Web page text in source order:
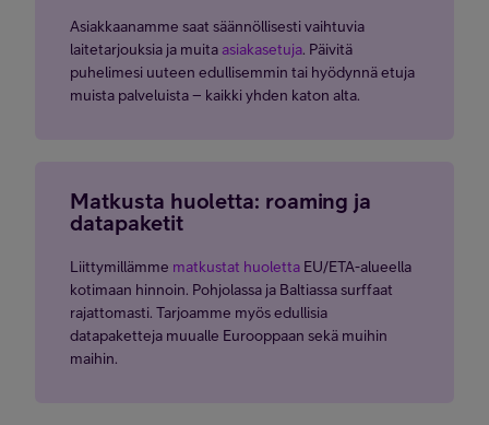
Asiakkaanamme saat säännöllisesti vaihtuvia
laitetarjouksia ja muitaasiakasetuja. Päivitä
puhelimesi uuteen edullisemmin tai hyödynnä etuja
muista palveluista – kaikki yhden katon alta.
Matkusta huoletta: roaming ja
datapaketit
Liittymillämme matkustat huoletta EU/ETA-alueella
kotimaan hinnoin. Pohjolassa ja Baltiassa surffaat
rajattomasti. Tarjoamme myös edullisia
datapaketteja muualle Eurooppaan sekä muihin
maihin.